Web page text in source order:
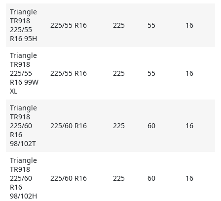
Triangle
TR918
225/55
R16 95H
225/55 R16 225 55 16
Triangle
TR918
225/55
R16 99W
XL
225/55 R16 225 55 16
Triangle
TR918
225/60
R16
98/102T
225/60 R16 225 60 16
Triangle
TR918
225/60
R16
98/102H
225/60 R16 225 60 16